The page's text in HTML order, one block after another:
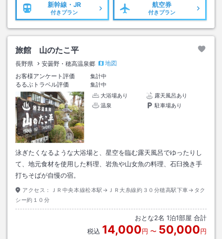
新幹線・JR
付きプラン
航空券
付きプラン
旅館 山のたこ平
長野県 安曇野・穂高温泉郷
地図
お客様アンケート評価
集計中
るるぶトラベル評価
集計中
大浴場あり
露天風呂あり
温泉
駐車場あり
泳ぎたくなるような大浴場と、星空を臨む露天風呂でゆったりし
て、地元食材を使用した料理、岩魚や山女魚の料理、石臼挽き手
打ちそばが自慢の宿。
アクセス：
ＪＲ中央本線松本駅→ＪＲ大糸線約３０分穂高駅下車→タク
シー約１０分
おとな2名 1泊1部屋 合計
税込 14,000円 〜 50,000円